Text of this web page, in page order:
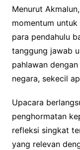
Menurut
momentum
para pendahulu
tanggung jawab
pahlawan
negara, sekecil
Upacara
penghormatan
refleksi singkat
yang relevan